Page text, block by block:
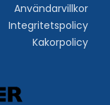
Användarvillkor
Integritetspolicy
Kakorpolicy